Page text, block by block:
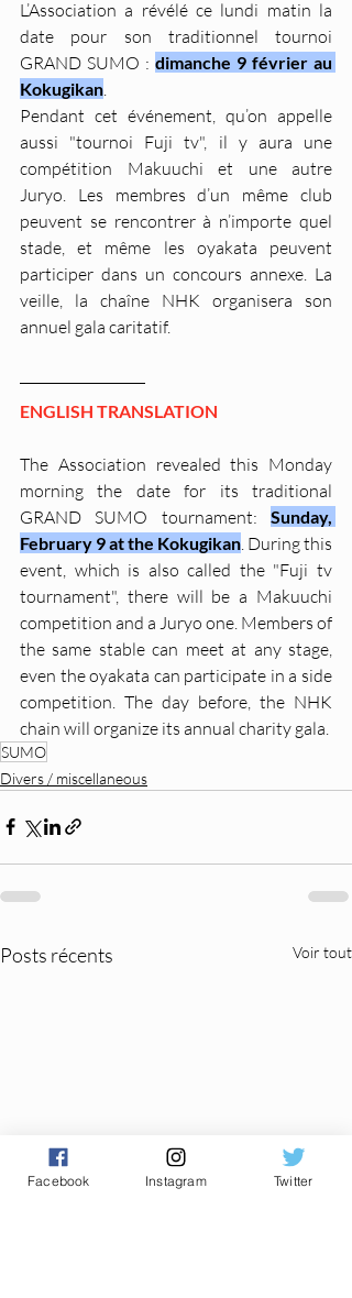
L’Association a révélé ce lundi matin la
date pour son traditionnel tournoi
GRAND SUMO : dimanche 9 février au
Kokugikan
Pendant cet événement, qu’on appelle
aussi "tournoi Fuji tv", il y aura une
compétition Makuuchi et une autre
Juryo. Les membres d’un même club
peuvent se rencontrer à n’importe quel
stade, et même les oyakata peuvent
participer dans un concours annexe. La
veille, la chaîne NHK organisera son
annuel gala caritatif.
ENGLISH TRANSLATION
The Association revealed this Monday
morning the date for its traditional
GRAND SUMO tournament: Sunday,
February 9 at the Kokugikan . During this
event, which is also called the "Fuji tv
tournament", there will be a Makuuchi
competition and a Juryo one. Members of
the same stable can meet at any stage,
even the oyakata can participate in a side
competition. The day before, the NHK
chain will organize its annual charity gala.
SUMO
Divers / miscellaneous
Posts récents Voir tout
Facebook Instagram Twitter